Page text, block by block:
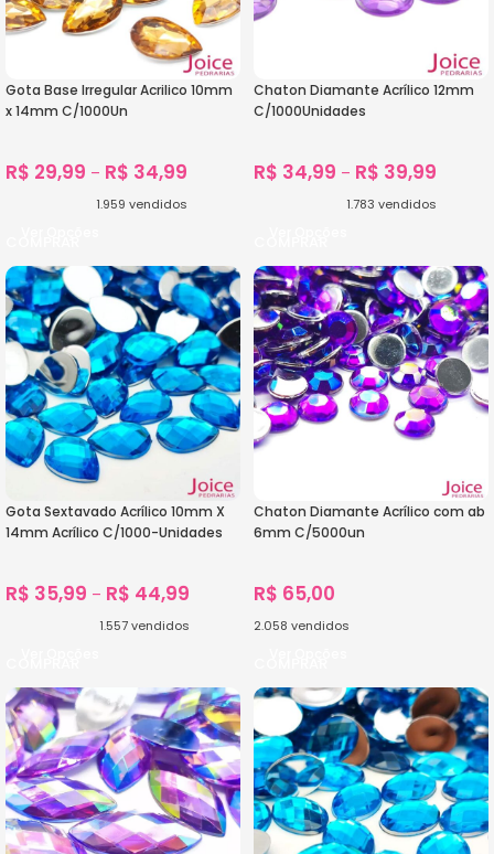
Gota Base Irregular Acrilico 10mm
x 14mm C/1000Un
R$ 29,99 – R$ 34,99
1.959 vendidos
Chaton Diamante Acrílico 12mm
C/1000Unidades
R$ 34,99 – R$ 39,99
1.783 vendidos
Gota Sextavado Acrílico 10mm X
14mm Acrílico C/1000-Unidades
R$ 35,99 – R$ 44,99
1.557vendidos
Chaton Diamante Acrílico com ab
6mm C/5000un
R$ 65,00
2.058 vendidos